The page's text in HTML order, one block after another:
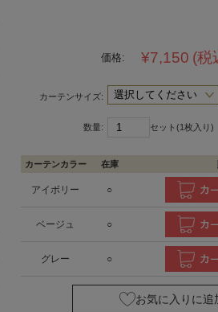
価格: ¥7,150 (税
カーテンサイズ:
数量: セット(1枚入り)
カーテンカラー 在庫
アイボリー ○
ベージュ ○
グレー ○